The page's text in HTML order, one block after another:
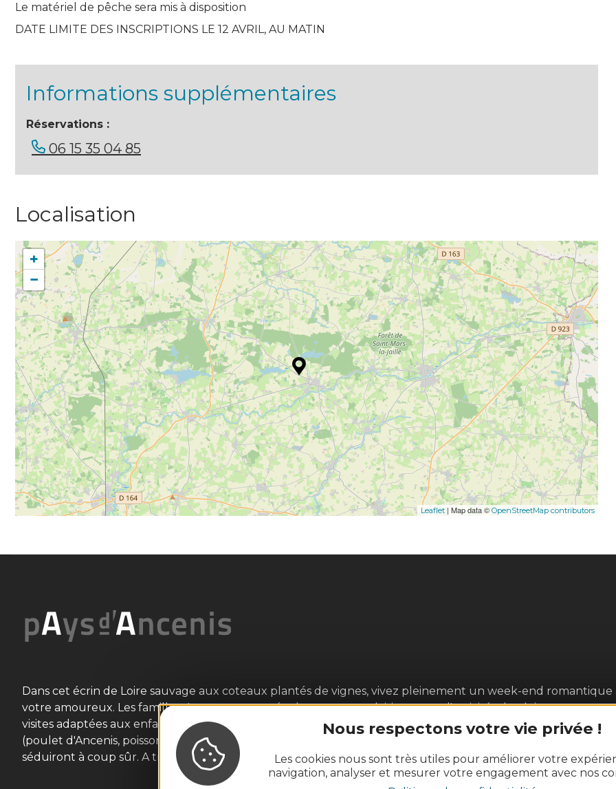
Nous respectons votre vie privée !
Les cookies nous sont très utiles pour améliorer votre
navigation, analyser et mesurer votre engagement avec nos
Le matériel de pêche sera mis à disposition
DATE LIMITE DES INSCRIPTIONS LE 12 AVRIL, AU MATIN
Informations supplémentaires
Réservations :
06 15 35 04 85
Localisation
+
−
Leaflet | Map data © OpenStreetMap contributors
Dans cet écrin de Loire sauvage aux coteaux plantés de vignes, vivez pleinement un week-end romantique
votre amoureux. Les familles s'y retrouveront également avec plaisir autour d'activités de pleine nature ou
visites adaptées aux enfants. Les gourmands tout autant dans nos restaurants de qualité aux saveurs
(poulet d'Ancenis, poisson de Loire, beurre blanc...) accompagnées de vins AOC. Muscadet et malvoisie vous
séduiront à coup sûr. A très bientôt !